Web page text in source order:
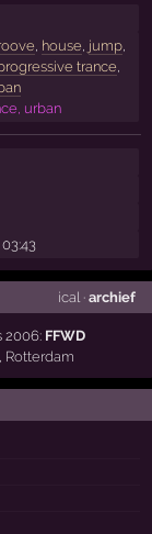
, house, jump,
trance,
urban
ical· archief
2006: FFWD
Rotterdam